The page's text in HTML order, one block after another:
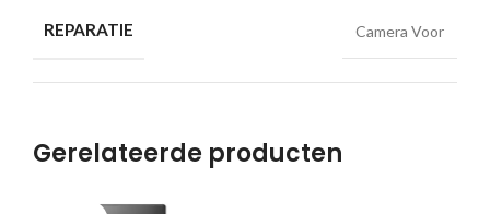
REPARATIE Camera Voor
Gerelateerde producten